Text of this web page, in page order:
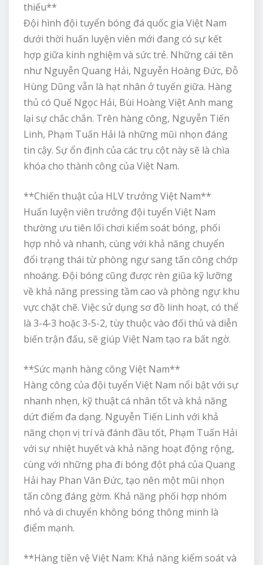
thiếu**
Đội hình đội tuyển bóng đá quốc gia Việt Nam
dưới thời huấn luyện viên mới đang có sự kết
hợp giữa kinh nghiệm và sức trẻ. Những cái tên
như Nguyễn Quang Hải, Nguyễn Hoàng Đức, Đỗ
Hùng Dũng vẫn là hạt nhân ở tuyến giữa. Hàng
thủ có Quế Ngọc Hải, Bùi Hoàng Việt Anh mang
lại sự chắc chắn. Trên hàng công, Nguyễn Tiến
Linh, Phạm Tuấn Hải là những mũi nhọn đáng
tin cậy. Sự ổn định của các trụ cột này sẽ là chìa
khóa cho thành công của Việt Nam.
**Chiến thuật của HLV trưởng Việt Nam**
Huấn luyện viên trưởng đội tuyển Việt Nam
thường ưu tiên lối chơi kiểm soát bóng, phối
hợp nhỏ và nhanh, cùng với khả năng chuyển
đổi trạng thái từ phòng ngự sang tấn công chớp
nhoáng. Đội bóng cũng được rèn giũa kỹ lưỡng
về khả năng pressing tầm cao và phòng ngự khu
vực chặt chẽ. Việc sử dụng sơ đồ linh hoạt, có thể
là 3-4-3 hoặc 3-5-2, tùy thuộc vào đối thủ và diễn
biến trận đấu, sẽ giúp Việt Nam tạo ra bất ngờ.
**Sức mạnh hàng công Việt Nam**
Hàng công của đội tuyển Việt Nam nổi bật với sự
nhanh nhẹn, kỹ thuật cá nhân tốt và khả năng
dứt điểm đa dạng. Nguyễn Tiến Linh với khả
năng chọn vị trí và đánh đầu tốt, Phạm Tuấn Hải
với sự nhiệt huyết và khả năng hoạt động rộng,
cùng với những pha đi bóng đột phá của Quang
Hải hay Phan Văn Đức, tạo nên một mũi nhọn
tấn công đáng gờm. Khả năng phối hợp nhóm
nhỏ và di chuyển không bóng thông minh là
điểm mạnh.
**Hàng tiền vệ Việt Nam: Khả năng kiểm soát và